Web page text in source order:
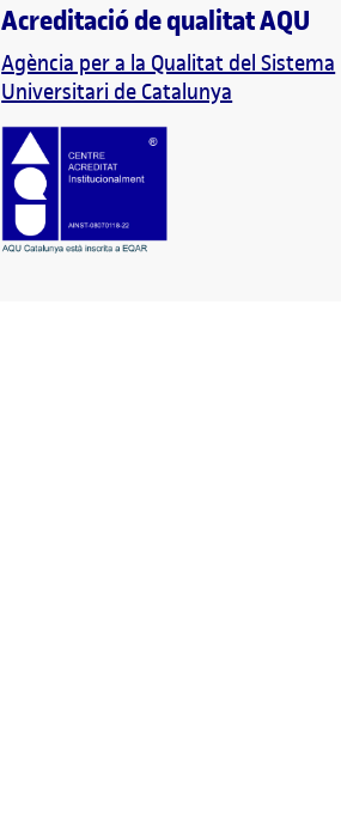
Acreditació de qualitat AQU
Agència per a la Qualitat del Sistema
Universitari de Catalunya